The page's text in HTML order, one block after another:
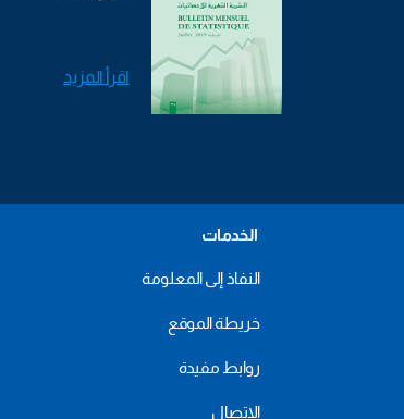
اقرأ المزيد
الخدمات
النفاذ إلى المعلومة
خريطة الموقع
روابط مفيدة
الاتصال